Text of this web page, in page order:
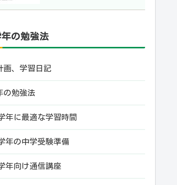
の勉強法
画、学習日記
の勉強法
年に最適な学習時間
年の中学受験準備
年向け通信講座